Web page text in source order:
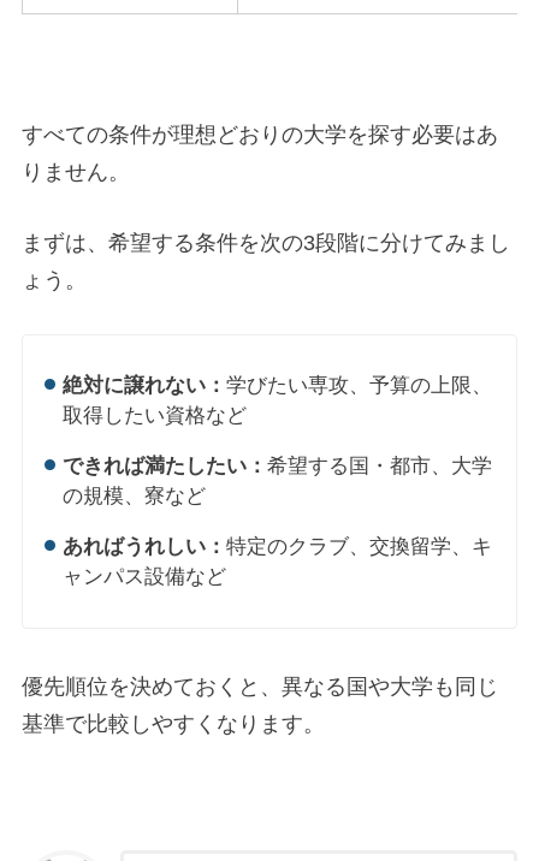
すべての条件が理想どおりの大学を探す必要はあ
りません。
まずは、希望する条件を次の3段階に分けてみまし
ょう。
絶対に譲れない：学びたい専攻、予算の上限、
取得したい資格など
できれば満たしたい：希望する国・都市、大学
の規模、寮など
あればうれしい：特定のクラブ、交換留学、キ
ャンパス設備など
優先順位を決めておくと、異なる国や大学も同じ
基準で比較しやすくなります。